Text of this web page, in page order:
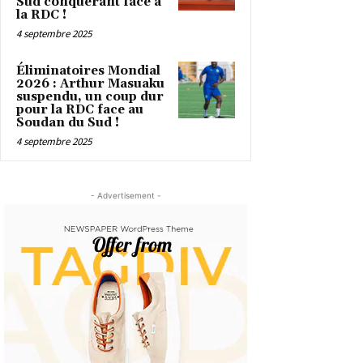
la RDC !
4 septembre 2025
Éliminatoires Mondial
2026 : Arthur Masuaku
suspendu, un coup dur
pour la RDC face au
Soudan du Sud !
4 septembre 2025
- Advertisement -